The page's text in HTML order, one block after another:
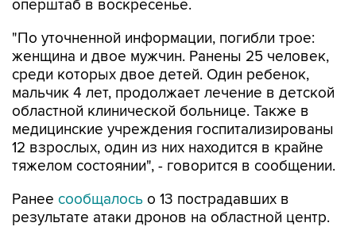
"По уточненной информации, погибли трое:
среди которых двое детей. Один ребенок,
мальчик 4 лет, продолжает лечение в детской
областной клинической больнице. Также в
медицинские учреждения госпитализированы
12 взрослых, один из них находится в крайне
тяжелом состоянии", - говорится в сообщении.
Ранеесообщалосьо 13 пострадавших в
По данным оперштаба, минувшей ночью по